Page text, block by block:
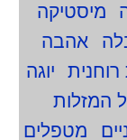
מיסטיקה
אהבה
יוגה
המזלות
מטפלים